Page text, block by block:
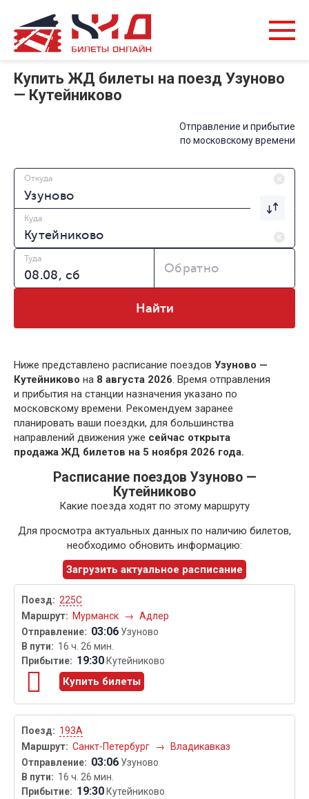
Купить ЖД билеты на поезд Узуново
— Кутейниково
Отправление и прибытие
по московскому времени
Откуда
Куда
Туда
Обратно
Найти
Ниже представлено расписание поездов Узуново —
Кутейниково на 8 августа 2026. Время отправления
и прибытия на станции назначения указано по
московскому времени. Рекомендуем заранее
планировать ваши поездки, для большинства
направлений движения уже сейчас открыта
продажа ЖД билетов на 5 ноября 2026 года.
Расписание поездов Узуново —
Кутейниково
Какие поезда ходят по этому маршруту
Для просмотра актуальных данных по наличию билетов,
необходимо обновить информацию:
Загрузить актуальное расписание
225С
Мурманск
→ Адлер
03:06 Узуново
16 ч. 26 мин.
19:30 Кутейниково
Купить билеты
193А
Санкт-Петербург
→ Владикавказ
03:06 Узуново
16 ч. 26 мин.
19:30 Кутейниково